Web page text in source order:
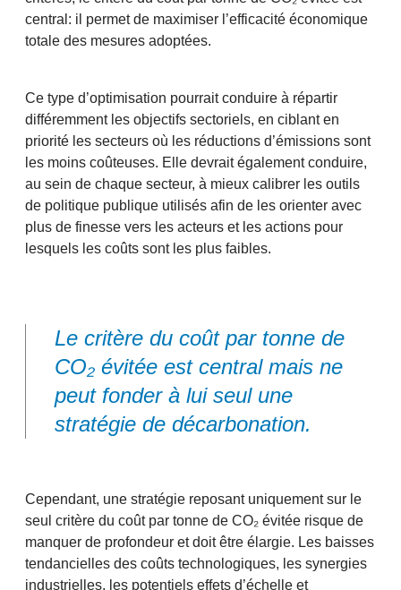
central: il permet de maximiser l’efficacité économique
totale des mesures adoptées.
Ce type d’optimisation pourrait conduire à répartir
différemment les objectifs sectoriels, en ciblant en
priorité les secteurs où les réductions d’émissions sont
les moins coûteuses. Elle devrait également conduire,
au sein de chaque secteur, à mieux calibrer les outils
de politique publique utilisés afin de les orienter avec
plus de finesse vers les acteurs et les actions pour
lesquels les coûts sont les plus faibles.
Le critère du coût par tonne de
CO₂ évitée est central mais ne
peut fonder à lui seul une
stratégie de décarbonation.
Cependant, une stratégie reposant uniquement sur le
seul critère du coût par tonne de CO₂ évitée risque de
manquer de profondeur et doit être élargie. Les baisses
tendancielles des coûts technologiques, les synergies
industrielles, les potentiels effets d’échelle et